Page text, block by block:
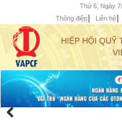
Thứ 6, Ngày
Thông điệp
Liên hệ
HIỆP HỘI QUỸ